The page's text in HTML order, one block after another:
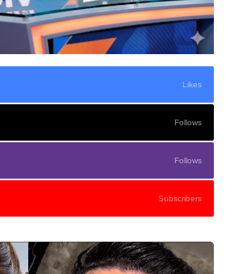
Likes
Follows
Follows
Subscribers